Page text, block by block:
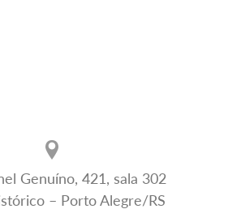
Genuíno, 421, sala 302
– Porto Alegre/RS